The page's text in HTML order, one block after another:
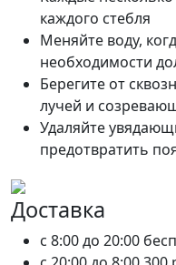
каждого стебля
Меняйте воду,
необходимости
Берегите от
лучей и
Удаляйте
предотвратить
Доставка
c 8:00 до 20:00